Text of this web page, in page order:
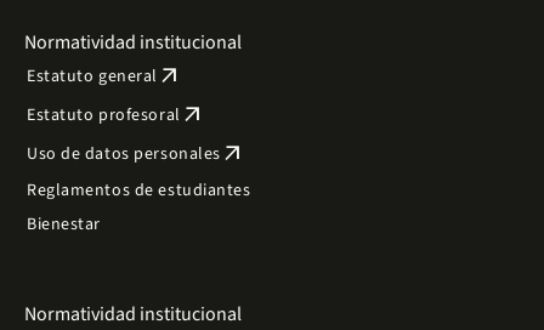
Normatividad institucional
Estatuto general arrow_outward
Estatuto profesoral arrow_outward
Uso de datos personales arrow_outward
Reglamentos de estudiantes
Bienestar
Normatividad institucional